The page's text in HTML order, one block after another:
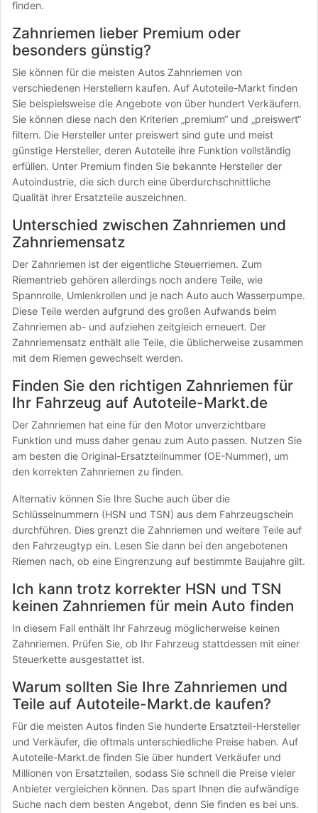
finden.
Zahnriemen lieber Premium oder
besonders günstig?
Sie können für die meisten Autos Zahnriemen von
verschiedenen Herstellern kaufen. Auf Autoteile-Markt finden
Sie beispielsweise die Angebote von über hundert Verkäufern.
Sie können diese nach den Kriterien „premium“ und „preiswert“
filtern. Die Hersteller unter preiswert sind gute und meist
günstige Hersteller, deren Autoteile ihre Funktion vollständig
erfüllen. Unter Premium finden Sie bekannte Hersteller der
Autoindustrie, die sich durch eine überdurchschnittliche
Qualität ihrer Ersatzteile auszeichnen.
Unterschied zwischen Zahnriemen und
Zahnriemensatz
Der Zahnriemen ist der eigentliche Steuerriemen. Zum
Riementrieb gehören allerdings noch andere Teile, wie
Spannrolle, Umlenkrollen und je nach Auto auch Wasserpumpe.
Diese Teile werden aufgrund des großen Aufwands beim
Zahnriemen ab- und aufziehen zeitgleich erneuert. Der
Zahnriemensatz enthält alle Teile, die üblicherweise zusammen
mit dem Riemen gewechselt werden.
Finden Sie den richtigen Zahnriemen für
Ihr Fahrzeug auf Autoteile-Markt.de
Der Zahnriemen hat eine für den Motor unverzichtbare
Funktion und muss daher genau zum Auto passen. Nutzen Sie
am besten die Original-Ersatzteilnummer (OE-Nummer), um
den korrekten Zahnriemen zu finden.
Alternativ können Sie Ihre Suche auch über die
Schlüsselnummern (HSN und TSN) aus dem Fahrzeugschein
durchführen. Dies grenzt die Zahnriemen und weitere Teile auf
den Fahrzeugtyp ein. Lesen Sie dann bei den angebotenen
Riemen nach, ob eine Eingrenzung auf bestimmte Baujahre gilt.
Ich kann trotz korrekter HSN und TSN
keinen Zahnriemen für mein Auto finden
In diesem Fall enthält Ihr Fahrzeug möglicherweise keinen
Zahnriemen. Prüfen Sie, ob Ihr Fahrzeug stattdessen mit einer
Steuerkette ausgestattet ist.
Warum sollten Sie Ihre Zahnriemen und
Teile auf Autoteile-Markt.de kaufen?
Für die meisten Autos finden Sie hunderte Ersatzteil-Hersteller
und Verkäufer, die oftmals unterschiedliche Preise haben. Auf
Autoteile-Markt.de finden Sie über hundert Verkäufer und
Millionen von Ersatzteilen, sodass Sie schnell die Preise vieler
Anbieter vergleichen können. Das spart Ihnen die aufwändige
Suche nach dem besten Angebot, denn Sie finden es bei uns.